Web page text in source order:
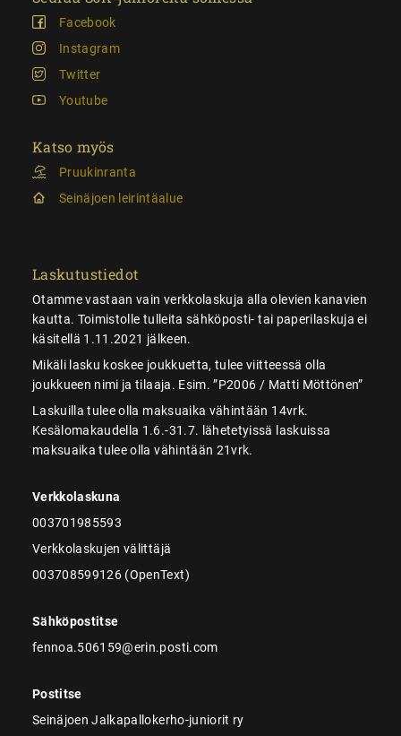
Facebook
Instagram
Twitter
Youtube
Katso myös
Pruukinranta
Seinäjoen leirintäalue
Laskutustiedot
Otamme vastaan vain verkkolaskuja alla olevien kanavien
kautta. Toimistolle tulleita sähköposti- tai paperilaskuja ei
käsitellä 1.11.2021 jälkeen.
Mikäli lasku koskee joukkuetta, tulee viitteessä olla
joukkueen nimi ja tilaaja. Esim. ”P2006 / Matti Möttönen”
Laskuilla tulee olla maksuaika vähintään 14vrk.
Kesälomakaudella 1.6.-31.7. lähetetyissä laskuissa
maksuaika tulee olla vähintään 21vrk.
Verkkolaskuna
003701985593
Verkkolaskujen välittäjä
003708599126 (OpenText)
Sähköpostitse
fennoa.506159@erin.posti.com
Postitse
Seinäjoen Jalkapallokerho-juniorit ry